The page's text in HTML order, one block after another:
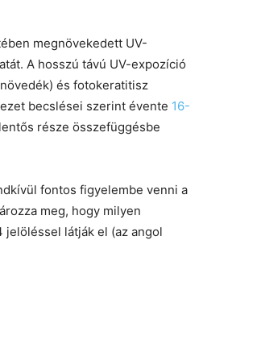
megnövekedett UV-
A hosszú távú UV-expozíció
és fotokeratitisz
becslései szerint évente 16-
része összefüggésbe
fontos figyelembe venni a
meg, hogy milyen
jelöléssel látják el (az angol